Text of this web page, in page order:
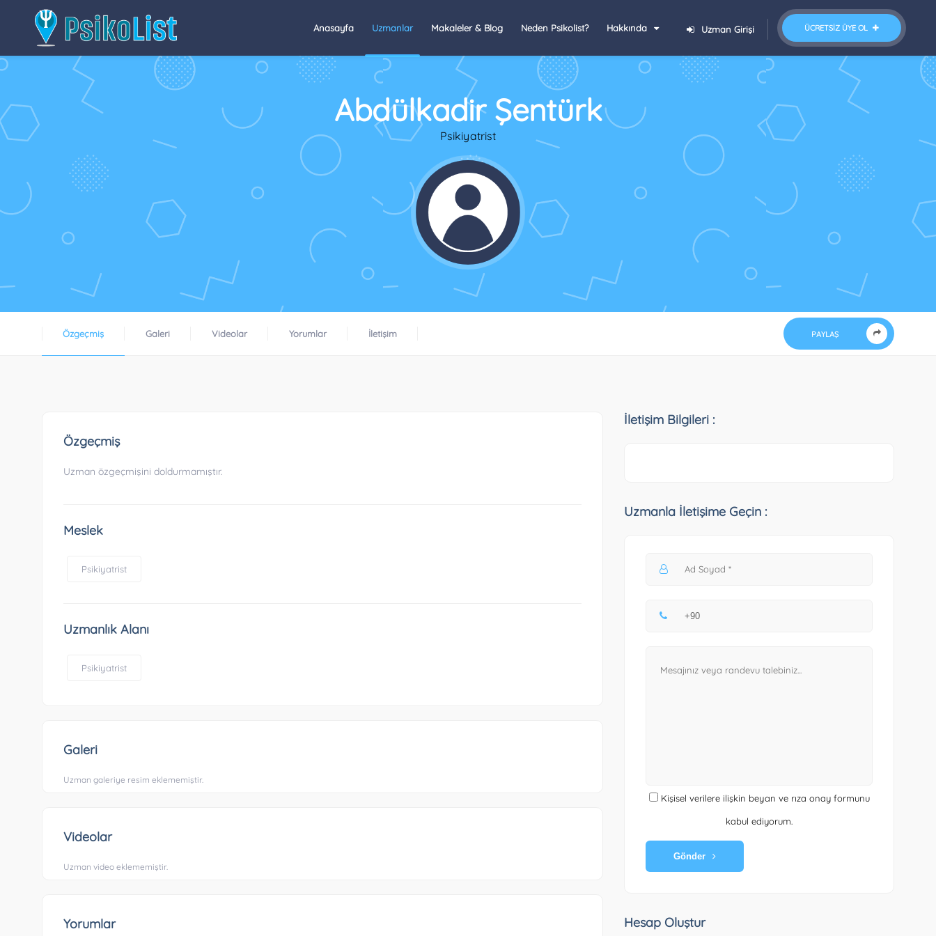
ÜCRETSIZ ÜYE OL
Uzman Girişi
Anasayfa Uzmanlar Makaleler & Blog Neden Psikolist? Hakkında
Abdülkadir Şentürk
Psikiyatrist
Özgeçmiş Galeri Videolar Yorumlar İletişim PAYLAŞ
Özgeçmiş
Uzman özgeçmişini doldurmamıştır.
Meslek
Psikiyatrist
Uzmanlık Alanı
Psikiyatrist
Galeri
Uzman galeriye resim eklememiştir.
Videolar
Uzman video eklememiştir.
Yorumlar
İletişim Bilgileri :
Uzmanla İletişime Geçin :
Kişisel verilere ilişkin beyan ve rıza onay formunu
kabul ediyorum.
Gönder
Hesap Oluştur